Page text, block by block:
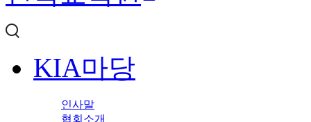
KIA마당
인사말
협회소개